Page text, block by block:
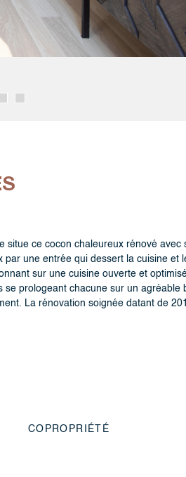
situe ce cocon chaleureux rénové avec
une entrée qui dessert la cuisine et
sur une cuisine ouverte et
prologeant chacune sur un
La rénovation soignée datant de
COPROPRIÉTÉ